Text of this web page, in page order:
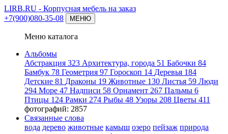
LIRB.RU - Корпусная мебель на заказ
+7(900)080-35-08
МЕНЮ
Меню каталога
Альбомы
Абстракция 323 Архитектура, города 51 Бабочки 84
Бамбук 78 Геометрия 97 Гороскоп 14 Деревья 184
Детские 81 Драконы 19 Животные 130 Листья 59 Люди
294 Море 47 Надписи 58 Орнамент 267 Пальмы 6
Птицы 124 Рамки 274 Рыбы 48 Узоры 208 Цветы 411
фотографий: 2857
Связанные слова
вода дерево животные камыш озеро пейзаж природа